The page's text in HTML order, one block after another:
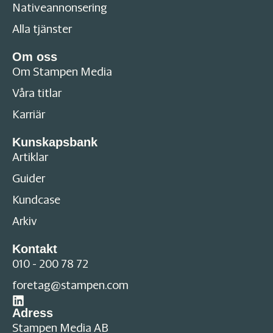
Nativeannonsering
Alla tjänster
Om oss
Om Stampen Media
Våra titlar
Karriär
Kunskapsbank
Artiklar
Guider
Kundcase
Arkiv
Kontakt
010 - 200 78 72
foretag@stampen.com
Adress
Stampen Media AB